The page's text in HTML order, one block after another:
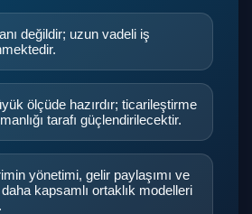
değildir; uzun vadeli iş
ölçüde hazırdır; ticarileştirme
tarafı güçlendirilecektir.
yönetimi, gelir paylaşımı ve
kapsamlı ortaklık modelleri